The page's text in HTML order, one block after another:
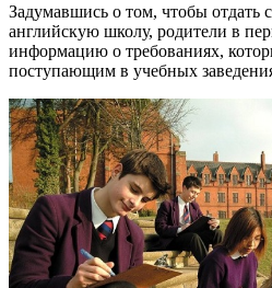
Задумавшись о том, чтобы отдать
английскую школу, родители в
информацию о требованиях,
поступающим в учебных